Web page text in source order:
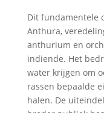
Dit fundamentele
Anthura,
anthurium en
indiende. Het
water krijgen om
rassen bepaalde
halen. De